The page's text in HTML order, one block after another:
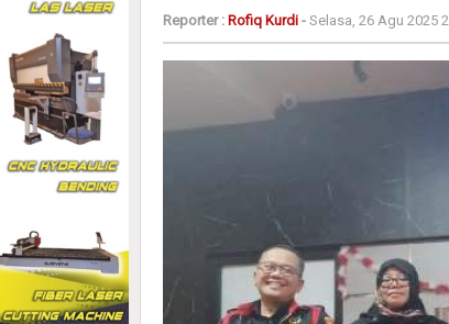
Reporter : Rofiq Kurdi - Selasa, 26 Agu 2025